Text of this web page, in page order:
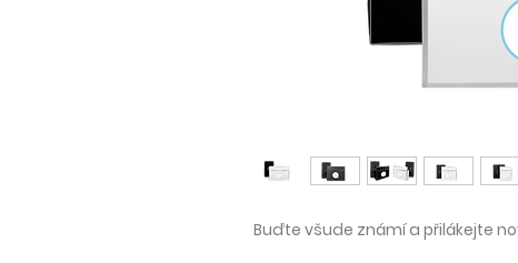
Buďte všude známí a přilákejte